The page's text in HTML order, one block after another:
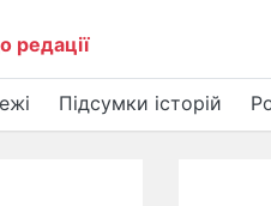
редації
Підсумки історій